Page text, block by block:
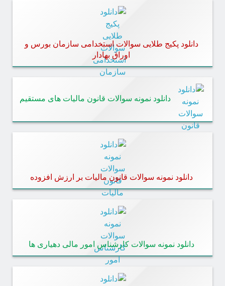
دانلود پکیج طلایی سوالات استخدامی سازمان بورس و
اوراق بهادار
دانلود نمونه سوالات قانون مالیات‌ های مستقیم
دانلود نمونه سوالات قانون مالیات بر ارزش افزوده
دانلود نمونه سوالات کارشناس امور مالی دهیاری ها